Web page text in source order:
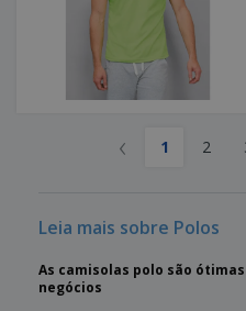
‹ 1 2
Leia mais sobre Polos
As camisolas polo são
negócios